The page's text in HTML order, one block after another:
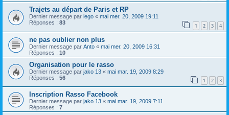
Trajets au départ de Paris et RP
Dernier message par lego « mai mer. 20, 2009 19:11
Réponses : 83 1 2 3 4
ne pas oublier non plus
Dernier message par Anto « mai mer. 20, 2009 16:31
Réponses : 10
Organisation pour le rasso
Dernier message par jako 13 « mai mar. 19, 2009 8:29
Réponses : 56 1 2 3
Inscription Rasso Facebook
Dernier message par jako 13 « mai mar. 19, 2009 7:11
Réponses : 7